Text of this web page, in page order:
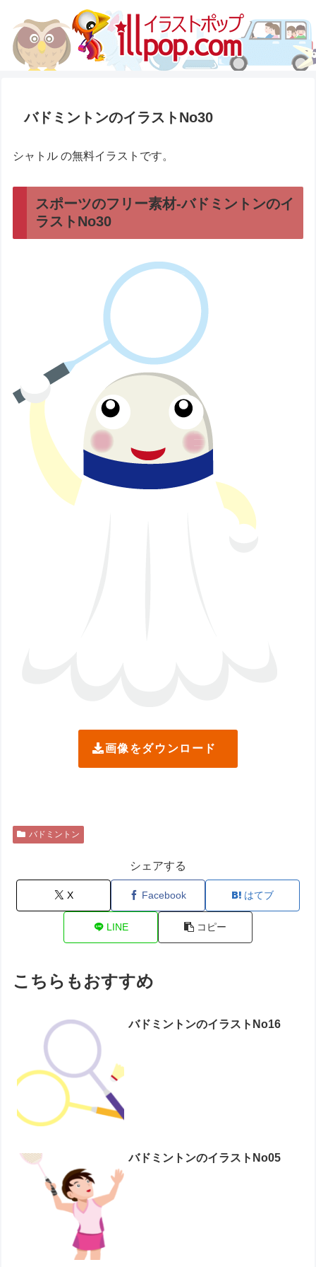
バドミントンのイラストNo30
シャトル の無料イラストです。
スポーツのフリー素材-バドミントンのイ
ラストNo30
画像をダウンロード
バドミントン
シェアする
X Facebook はてブ
LINE コピー
こちらもおすすめ
バドミントンのイラストNo16
バドミントンのイラストNo05